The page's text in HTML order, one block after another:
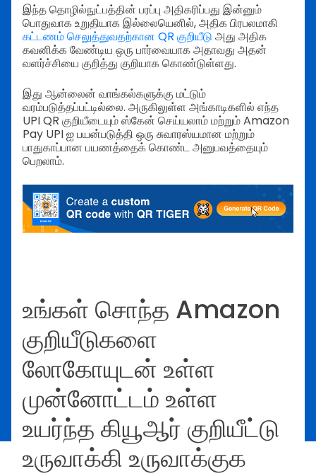
இந்த தொழில்நுட்பத்தின் பரப்பு அதிகரிப்பது இன்னும்
பொதுவாக உறுதியாக இல்லையெனில், அதிக பிரபலமாகி
கட்டணம் செலுத்துவதற்கான QR குறியீடு அது அதிக
கவனிக்க வேண்டிய ஒரு பார்வையாக அதாவது அதன்
வளர்ச்சியை குறித்து குறியாக கொண்டுள்ளது.
இது ஆன்லைன் வாங்கல்களுக்கு மட்டும்
வரம்படுத்தப்பட்டில்லை. அருகிலுள்ள அங்காடிகளில் எந்த
UPI QR குறியீடையும் ஸ்கேன் செய்யலாம் மற்றும் Amazon
Pay UPI ஐ பயன்படுத்தி ஒரு சுவாரஸ்யமான மற்றும்
பாதுகாப்பான பயணத்தைக் கொண்ட அனுபவத்தையும்
பெறலாம்.
உங்கள் சொந்த Amazon
குறியீடுகளை
லோகோயுடன் உள்ள
முன்னோட்டம் உள்ள
உயர்ந்த கியூஆர் குறியீட்டு
உருவாக்கி உருவாக்குக